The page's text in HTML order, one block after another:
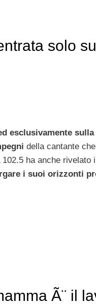
solo
esclusivamente
della cantante
ha anche rivelato
i suoi orizzonti
Ã¨ il